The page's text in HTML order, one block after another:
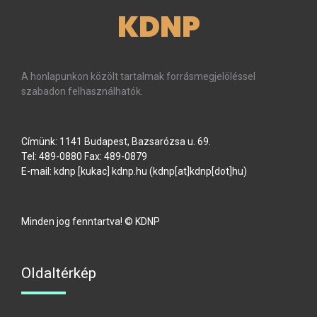
KDNP
A honlapunkon közölt tartalmak forrásmegjelöléssel
szabadon felhasználhatók.
Címünk: 1141 Budapest, Bazsarózsa u. 69.
Tel: 489-0880 Fax: 489-0879
E-mail: kdnp [kukac] kdnp hu (kdnp[at]kdnp[dot]hu)
Minden jog fenntartva! © KDNP
Oldaltérkép